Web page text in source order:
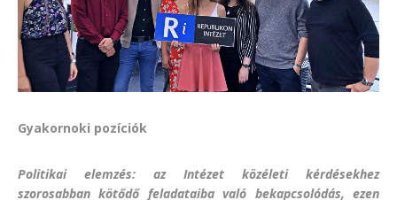
Gyakornoki pozíciók
Politikai elemzés: az Intézet közéleti kérdésekhez
szorosabban kötődő feladataiba való bekapcsolódás, ezen